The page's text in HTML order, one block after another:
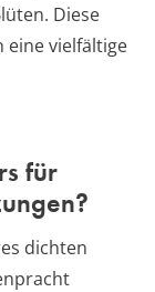
Diese
eine vielfältige
für
dichten